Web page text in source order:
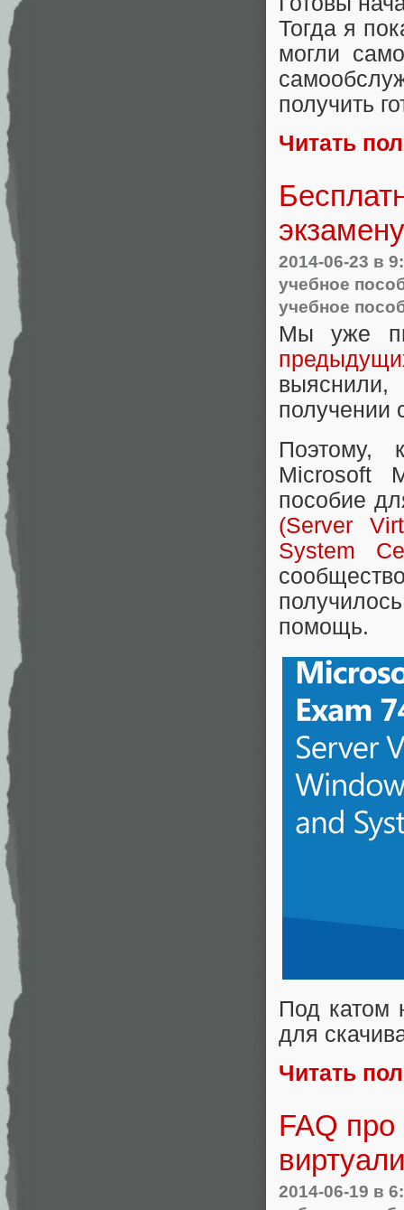
Тогда я
могли
получить
Читать
2014-06-23 в
учебное
учебное
Мы уже
выяснили,
получении
Поэтому,
Microsoft
пособие
(Server
System
помощь.
Под катом
для
Читать
FAQ
2014-06-19 в